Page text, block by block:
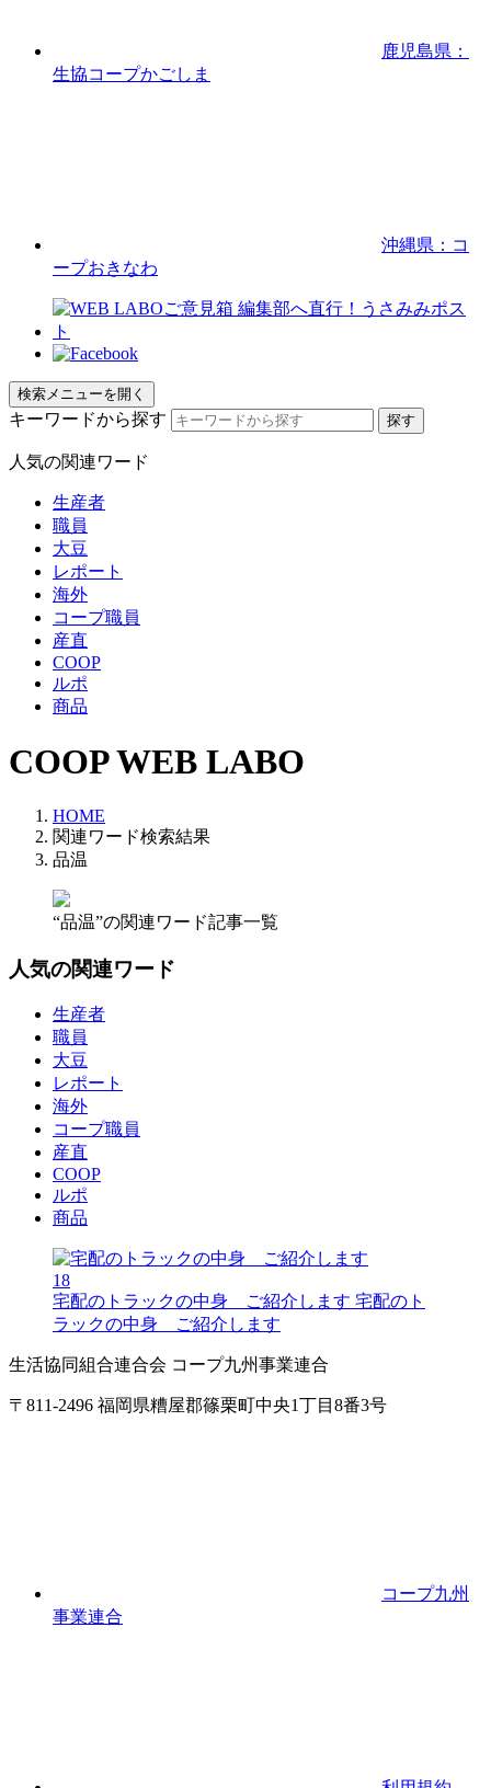
鹿児島県：
生協コープかごしま
沖縄県：コ
ープおきなわ
検索メニューを開く
キーワードから探す
人気の関連ワード
生産者
職員
大豆
レポート
海外
コープ職員
産直
COOP
ルポ
商品
COOP WEB LABO
HOME
関連ワード検索結果
品温
“品温”の関連ワード記事一覧
人気の関連ワード
生産者
職員
大豆
レポート
海外
コープ職員
産直
COOP
ルポ
商品
18
宅配のトラックの中身 ご紹介します 宅配のト
ラックの中身 ご紹介します
生活協同組合連合会 コープ九州事業連合
〒811-2496 福岡県糟屋郡篠栗町中央1丁目8番3号
コープ九州
事業連合